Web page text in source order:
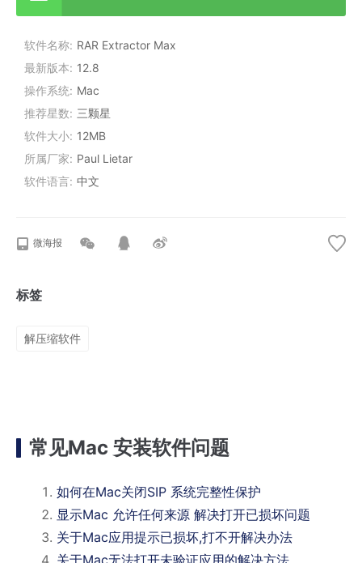
软件名称 RAR Extractor Max
最新版本
12.8
操作系统
Mac
推荐星数
三颗星
软件大小 12MB
所属厂家
Paul Lietar
软件语言 中文
微海报
标签
解压缩软件
常见Mac 安装软件问题
如何在Mac关闭SIP 系统完整性保护
显示Mac 允许任何来源 解决打开已损坏问题
关于Mac应用提示已损坏,打不开解决办法
关于Mac无法打开未验证应用的解决方法